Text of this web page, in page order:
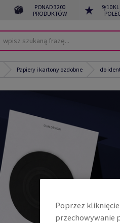
PONAD 3200
PRODUKTÓW
9/10
Papiery i kartony ozdobne do
Poprzez
przechowywanie